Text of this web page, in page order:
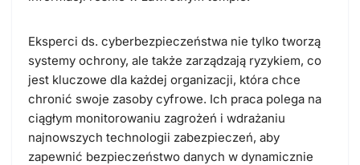
Eksperci ds. cyberbezpieczeństwa nie tylko tworzą
systemy ochrony, ale także zarządzają ryzykiem, co
jest kluczowe dla każdej organizacji, która chce
chronić swoje zasoby cyfrowe. Ich praca polega na
ciągłym monitorowaniu zagrożeń i wdrażaniu
najnowszych technologii zabezpieczeń, aby
zapewnić bezpieczeństwo danych w dynamicznie